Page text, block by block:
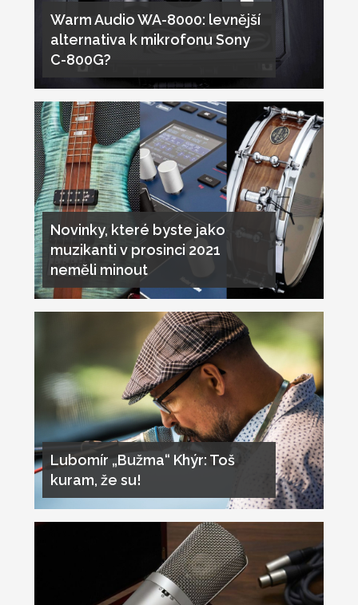
Warm Audio WA-8000: levnější
alternativa k mikrofonu Sony
C-800G?
Novinky, které byste jako
muzikanti v prosinci 2021
neměli minout
Lubomír „Bužma“ Khýr: Toš
kuram, že su!